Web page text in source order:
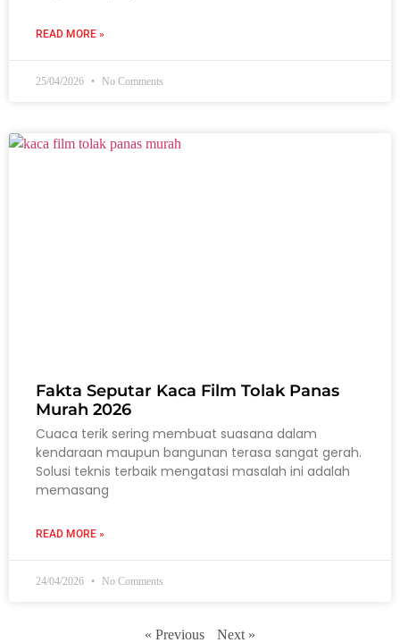
READ MORE »
25/04/2026 No Comments
Fakta Seputar Kaca Film Tolak Panas
Murah 2026
Cuaca terik sering membuat suasana dalam
kendaraan maupun bangunan terasa sangat gerah.
Solusi teknis terbaik mengatasi masalah ini adalah
memasang
READ MORE »
24/04/2026 No Comments
« Previous Next »